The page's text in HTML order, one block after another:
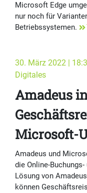
Microsoft Edge
nur noch für
Betriebssystemen.
30. März 2022 |
Digitales
Amadeus
Microsoft-
Amadeus und
die Online-
Lösung von
können